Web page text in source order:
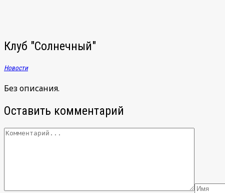
Клуб "Солнечный"
Новости
Без описания.
Оставить комментарий